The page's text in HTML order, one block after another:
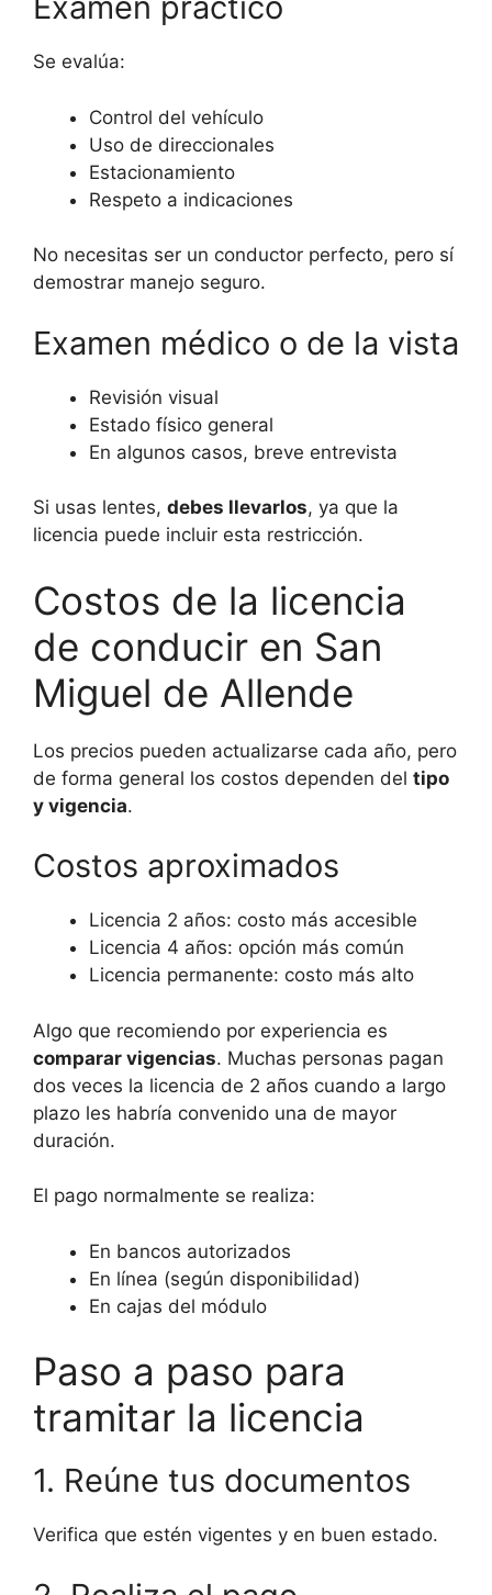
Se evalúa:
Control del vehículo
Uso de direccionales
Estacionamiento
Respeto a indicaciones
No necesitas ser un conductor perfecto, pero sí
demostrar manejo seguro.
Examen médico o de la vista
Revisión visual
Estado físico general
En algunos casos, breve entrevista
Si usas lentes, debes llevarlos, ya que la
licencia puede incluir esta restricción.
Costos de la licencia
de conducir en San
Miguel de Allende
Los precios pueden actualizarse cada año, pero
de forma general los costos dependen del tipo
y vigencia.
Costos aproximados
Licencia 2 años: costo más accesible
Licencia 4 años: opción más común
Licencia permanente: costo más alto
Algo que recomiendo por experiencia es
comparar vigencias. Muchas personas pagan
dos veces la licencia de 2 años cuando a largo
plazo les habría convenido una de mayor
duración.
El pago normalmente se realiza:
En bancos autorizados
En línea (según disponibilidad)
En cajas del módulo
Paso a paso para
tramitar la licencia
1. Reúne tus documentos
Verifica que estén vigentes y en buen estado.